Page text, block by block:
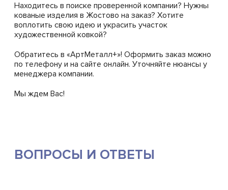
Находитесь в поиске проверенной компании? Нужны
кованые изделия в Жостово на заказ? Хотите
воплотить свою идею и украсить участок
художественной ковкой?
Обратитесь в «АртМеталл+»! Оформить заказ можно
по телефону и на сайте онлайн. Уточняйте нюансы у
менеджера компании.
Мы ждем Вас!
ВОПРОСЫ И ОТВЕТЫ